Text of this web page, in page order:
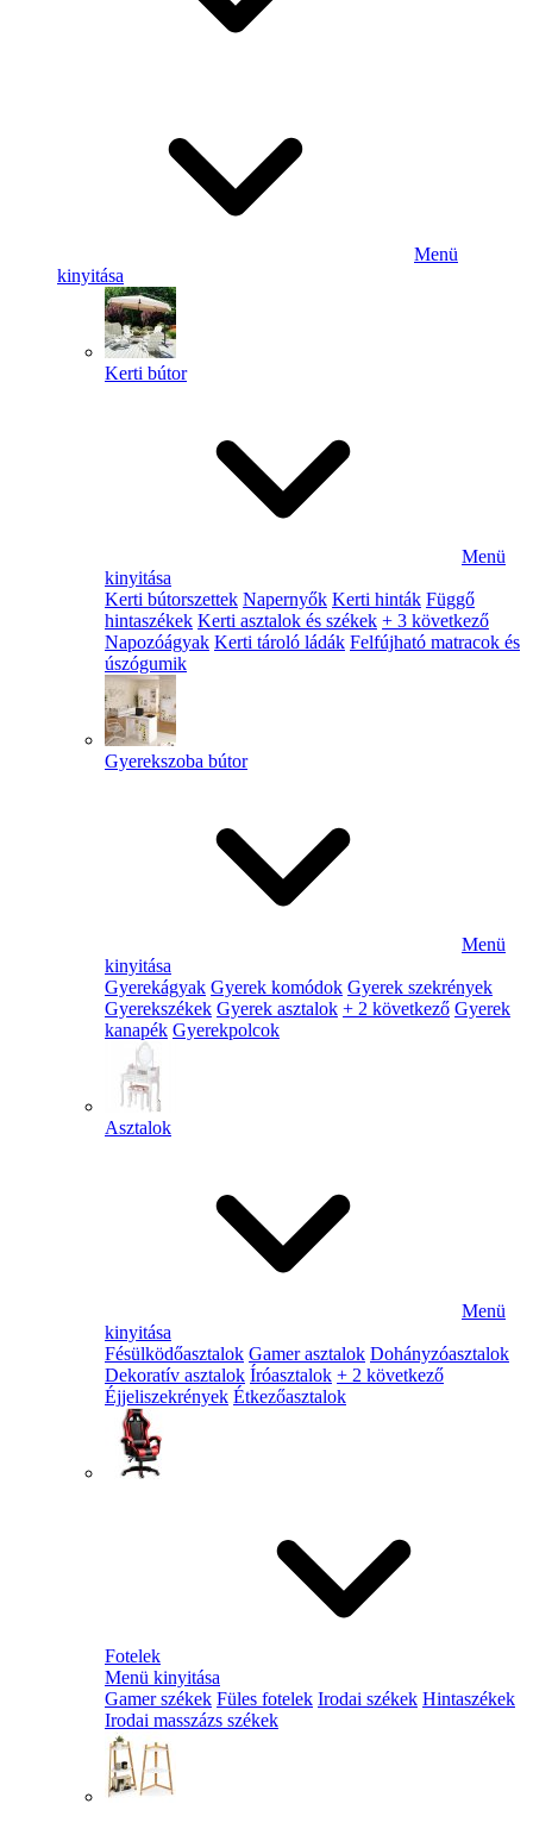
Menü
kinyitása
Kerti bútor
Menü
kinyitása
Kerti bútorszettek Napernyők Kerti hinták Függő
hintaszékek Kerti asztalok és székek + 3 következő
Napozóágyak Kerti tároló ládák Felfújható matracok és
úszógumik
Gyerekszoba bútor
Menü
kinyitása
Gyerekágyak Gyerek komódok Gyerek szekrények
Gyerekszékek Gyerek asztalok + 2 következő Gyerek
kanapék Gyerekpolcok
Asztalok
Menü
kinyitása
Fésülködőasztalok Gamer asztalok Dohányzóasztalok
Dekoratív asztalok Íróasztalok + 2 következő
Éjjeliszekrények Étkezőasztalok
Fotelek
Menü kinyitása
Gamer székek Füles fotelek Irodai székek Hintaszékek
Irodai masszázs székek